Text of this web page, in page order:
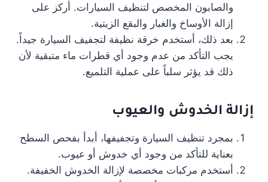
والصابون المخصص لتنظيف السيارات. أركز على
إزالة الأوساخ والغبار والبقع الزيتية.
بعد ذلك، أستخدم خرقة نظيفة لتجفيف السيارة جيداً.
يجب التأكد من عدم وجود أي قطرات ماء متبقية لأن
ذلك قد يؤثر سلباً على عملية التلميع.
إزالة الخدوش والعيوب
بمجرد تنظيف السيارة وتجفيفها، أبدأ بفحص السطح
بعناية للتأكد من وجود أي خدوش أو عيوب.
أستخدم مركبات مخصصة لإزالة الخدوش الخفيفة.